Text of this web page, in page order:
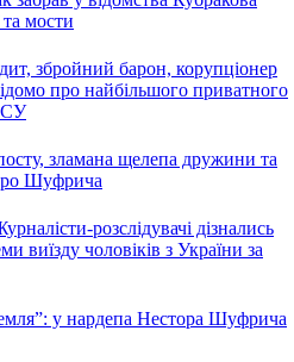
мости
збройний барон, корупціонер
про найбільшого приватного
зламана щелепа дружини та
Шуфрича
розслідувачі дізнались
виїзду чоловіків з України за
у нардепа Нестора Шуфрича